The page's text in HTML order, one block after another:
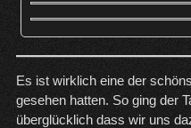
Es ist wirklich eine der
gesehen hatten. So ging der
überglücklich dass wir uns